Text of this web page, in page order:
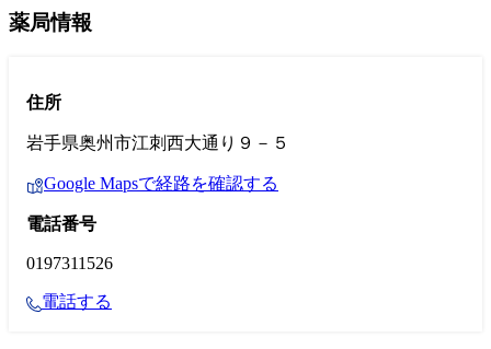
薬局情報
住所
岩手県奥州市江刺西大通り９－５
Google Mapsで経路を確認する
電話番号
0197311526
電話する